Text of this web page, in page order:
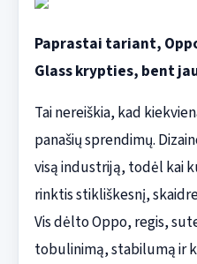
Paprastai tariant,
Glass krypties, bent
Tai nereiškia, kad
panašių sprendimų.
visą industriją, todėl kai
rinktis stikliškesnį,
Vis dėlto Oppo, regis,
tobulinimą, stabilumą ir